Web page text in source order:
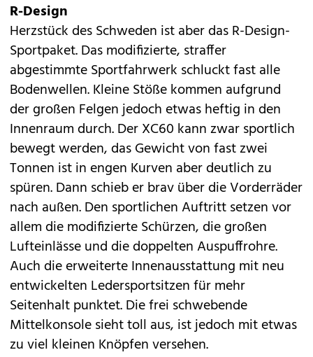
R-Design
Herzstück des Schweden ist aber das R-Design-
Sportpaket. Das modifizierte, straffer
abgestimmte Sportfahrwerk schluckt fast alle
Bodenwellen. Kleine Stöße kommen aufgrund
der großen Felgen jedoch etwas heftig in den
Innenraum durch. Der XC60 kann zwar sportlich
bewegt werden, das Gewicht von fast zwei
Tonnen ist in engen Kurven aber deutlich zu
spüren. Dann schieb er brav über die Vorderräder
nach außen. Den sportlichen Auftritt setzen vor
allem die modifizierte Schürzen, die großen
Lufteinlässe und die doppelten Auspuffrohre.
Auch die erweiterte Innenausstattung mit neu
entwickelten Ledersportsitzen für mehr
Seitenhalt punktet. Die frei schwebende
Mittelkonsole sieht toll aus, ist jedoch mit etwas
zu viel kleinen Knöpfen versehen.